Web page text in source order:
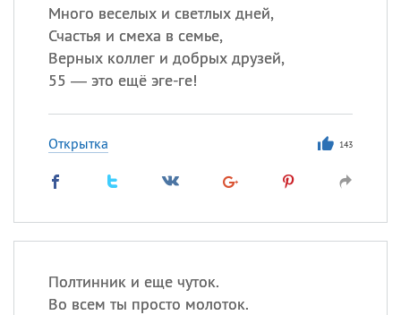
Много веселых и светлых дней,
Счастья и смеха в семье,
Верных коллег и добрых друзей,
55 — это ещё эге-ге!
Открытка 143
Полтинник и еще чуток.
Во всем ты просто молоток.